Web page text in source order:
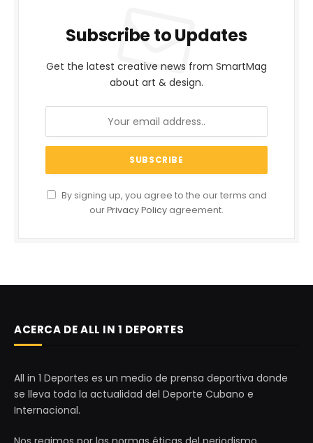
Subscribe to Updates
Get the latest creative news from SmartMag
about art & design.
By signing up, you agree to the our terms and
ourPrivacy Policy agreement.
ACERCA DE ALL IN 1 DEPORTES
All in 1 Deportes es un medio de prensa deportiva donde
se lleva toda la actualidad del Deporte Cubano e
Internacional.